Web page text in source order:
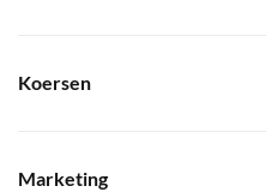
Koersen
Marketing